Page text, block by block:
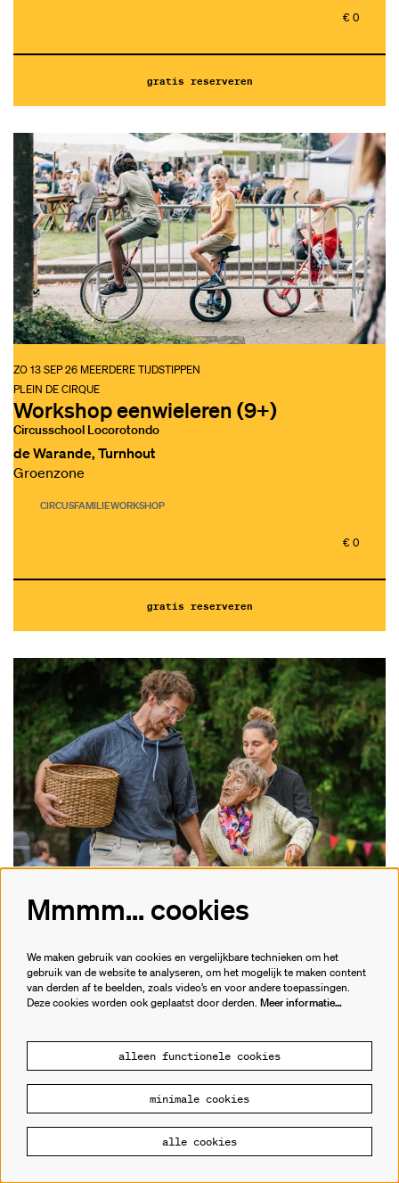
€ 0
gratis reserveren
Workshop eenwieleren (9+)
Circusschool Locorotondo
PLEIN DE CIRQUE
ZO 13 SEP 26 MEERDERE TIJDSTIPPEN
de Warande, Turnhout
Groenzone
CIRCUSFAMILIEWORKSHOP
€ 0
gratis reserveren
Claudette
PLEIN DE CIRQUE
de Warande, Turnhout
Festivalplein
Mmmm... cookies
We maken gebruik van cookies en vergelijkbare technieken om het
gebruik van de website te analyseren, om het mogelijk te maken content
van derden af te beelden, zoals video’s en voor andere toepassingen.
Deze cookies worden ook geplaatst door derden. Meer informatie…
alleen functionele cookies
minimale cookies
alle cookies